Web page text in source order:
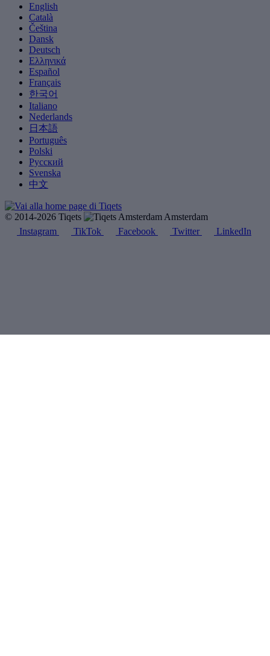
English
Català
Čeština
Dansk
Deutsch
Ελληνικά
Español
Français
한국어
Italiano
Nederlands
日本語
Português
Polski
Русский
Svenska
中文
© 2014-2026 Tiqets
Amsterdam
Instagram
TikTok Facebook Twitter LinkedIn